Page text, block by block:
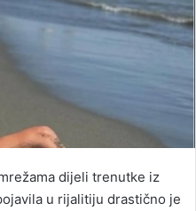
dijeli trenutke iz
u rijalitiju drastično je